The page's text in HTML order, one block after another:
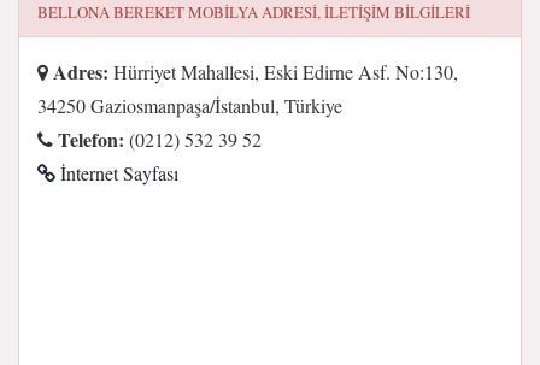
BELLONA BEREKET MOBILYAADRESI, ILETIŞIM BILGILERI
Adres: Hürriyet Mahallesi, Eski Edirne Asf. No:130,
34250 Gaziosmanpaşa/İstanbul, Türkiye
Telefon: (0212) 532 39 52
İnternet Sayfası